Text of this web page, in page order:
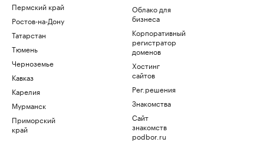
Пермский край
Ростов-на-Дону
Татарстан
Тюмень
Черноземье
Кавказ
Карелия
Мурманск
Приморский
край
Облако для
бизнеса
Корпоративный
регистратор
доменов
Хостинг
сайтов
Рег.решения
Знакомства
Сайт
знакомств
podbor.ru